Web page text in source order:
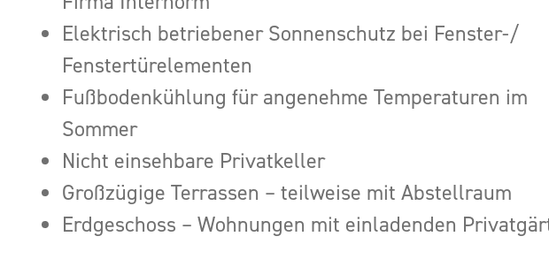
Elektrisch betriebener Sonnenschutz bei Fenster-/
Fenstertürelementen
Fußbodenkühlung für angenehme Temperaturen im
Sommer
Nicht einsehbare Privatkeller
Großzügige Terrassen – teilweise mit Abstellraum
Erdgeschoss – Wohnungen mit einladenden